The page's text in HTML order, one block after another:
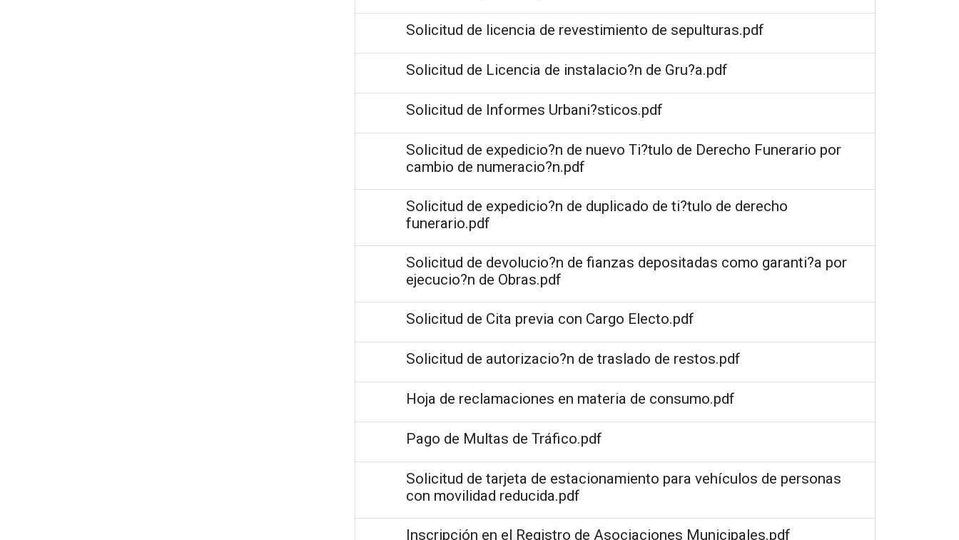
Solicitud de licencia de revestimiento de sepulturas.pdf
Solicitud de Licencia de instalacio?n de Gru?a.pdf
Solicitud de Informes Urbani?sticos.pdf
Solicitud de expedicio?n de nuevo Ti?tulo de Derecho Funerario por
cambio de numeracio?n.pdf
Solicitud de expedicio?n de duplicado de ti?tulo de derecho
funerario.pdf
Solicitud de devolucio?n de fianzas depositadas como garanti?a por
ejecucio?n de Obras.pdf
Solicitud de Cita previa con Cargo Electo.pdf
Solicitud de autorizacio?n de traslado de restos.pdf
Hoja de reclamaciones en materia de consumo.pdf
Pago de Multas de Tráfico.pdf
Solicitud de tarjeta de estacionamiento para vehículos de personas
con movilidad reducida.pdf
Inscripción en el Registro de Asociaciones Municipales.pdf